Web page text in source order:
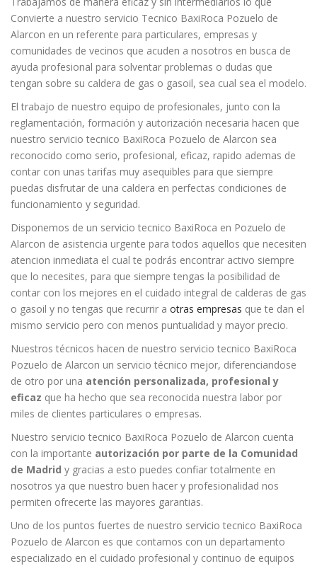
Convierte a nuestro servicio Tecnico BaxiRoca Pozuelo de
Alarcon en un referente para particulares, empresas y
comunidades de vecinos que acuden a nosotros en busca de
ayuda profesional para solventar problemas o dudas que
tengan sobre su caldera de gas o gasoil, sea cual sea el modelo.
El trabajo de nuestro equipo de profesionales, junto con la
reglamentación, formación y autorización necesaria hacen que
nuestro servicio tecnico BaxiRoca Pozuelo de Alarcon sea
reconocido como serio, profesional, eficaz, rapido ademas de
contar con unas tarifas muy asequibles para que siempre
puedas disfrutar de una caldera en perfectas condiciones de
funcionamiento y seguridad.
Disponemos de un servicio tecnico BaxiRoca en Pozuelo de
Alarcon de asistencia urgente para todos aquellos que necesiten
atencion inmediata el cual te podrás encontrar activo siempre
que lo necesites, para que siempre tengas la posibilidad de
contar con los mejores en el cuidado integral de calderas de gas
o gasoil y no tengas que recurrir a otras empresas que te dan el
mismo servicio pero con menos puntualidad y mayor precio.
Nuestros técnicos hacen de nuestro servicio tecnico BaxiRoca
Pozuelo de Alarcon un servicio técnico mejor, diferenciandose
de otro por una atención personalizada, profesional y
eficaz que ha hecho que sea reconocida nuestra labor por
miles de clientes particulares o empresas.
Nuestro servicio tecnico BaxiRoca Pozuelo de Alarcon cuenta
con la importante autorización por parte de la Comunidad
de Madrid y gracias a esto puedes confiar totalmente en
nosotros ya que nuestro buen hacer y profesionalidad nos
permiten ofrecerte las mayores garantias.
Uno de los puntos fuertes de nuestro servicio tecnico BaxiRoca
Pozuelo de Alarcon es que contamos con un departamento
especializado en el cuidado profesional y continuo de equipos